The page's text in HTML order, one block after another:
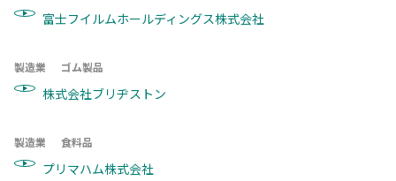
富士フイルムホールディングス株式会社
製造業 ゴム製品
株式会社ブリヂストン
製造業 食料品
プリマハム株式会社